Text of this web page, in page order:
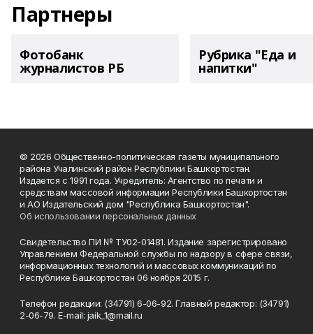
Партнеры
Фотобанк
журналистов РБ
Рубрика "Еда и
напитки"
© 2026 Общественно-политическая газеты муниципального
района Учалинский район Республики Башкортостан.
Издается с 1991 года. Учредитель: Агентство по печати и
средствам массовой информации Республики Башкортостан
и АО Издательский дом "Республика Башкортостан".
Об использовании персональных данных
Свидетельство ПИ № ТУ02-01481. Издание зарегистрировано
Управлением Федеральной службы по надзору в сфере связи,
информационных технологий и массовых коммуникаций по
Республике Башкортостан 06 ноября 2015 г.
Телефон редакции: (34791) 6-06-92. Главный редактор: (34791)
2-06-79. Е-mаil: jaik_1@mail.ru